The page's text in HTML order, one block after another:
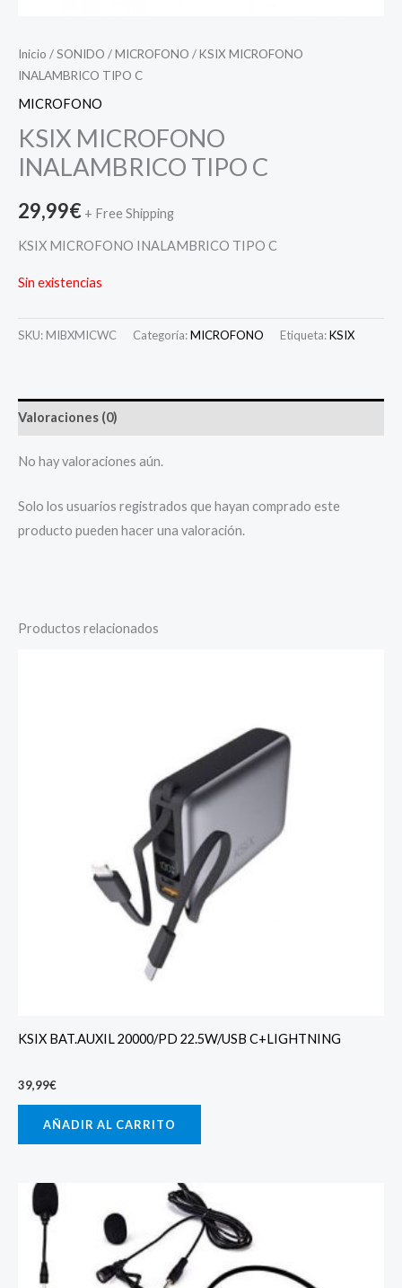
Inicio /SONIDO /MICROFONO / KSIX MICROFONO
INALAMBRICO TIPO C
MICROFONO
KSIX MICROFONO
INALAMBRICO TIPO C
29,99€ + Free Shipping
KSIX MICROFONO INALAMBRICO TIPO C
Sin existencias
SKU: MIBXMICWC Categoría:MICROFONO Etiqueta:KSIX
Valoraciones (0)
No hay valoraciones aún.
Solo los usuarios registrados que hayan comprado este
producto pueden hacer una valoración.
Productos relacionados
KSIX BAT.AUXIL 20000/PD 22.5W/USB C+LIGHTNING
39,99€
AÑADIR AL CARRITO